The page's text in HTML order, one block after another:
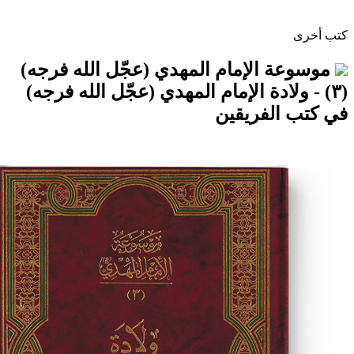
الإمام المهدي (عجّل الله فرجه)
الإمام المهدي (عجّل الله فرجه)